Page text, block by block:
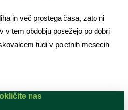
in več prostega časa, zato ni
v tem obdobju posežejo po dobri
tudi v poletnih mesecih
nas